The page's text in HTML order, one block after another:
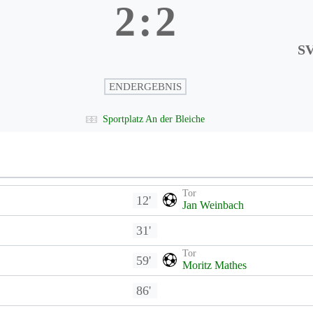
2:2
ENDERGEBNIS
Sportplatz An der Bleiche
12'
Tor
Jan Weinbach
31'
59'
Tor
Moritz Mathes
86'